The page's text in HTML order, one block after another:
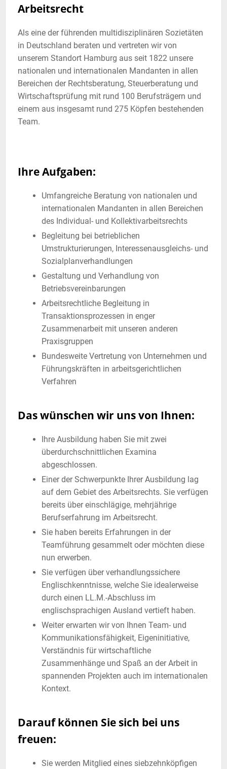
Arbeitsrecht
Als eine der führenden multidisziplinären Sozietäten
in Deutschland beraten und vertreten wir von
unserem Standort Hamburg aus seit 1822 unsere
nationalen und internationalen Mandanten in allen
Bereichen der Rechtsberatung, Steuerberatung und
Wirtschaftsprüfung mit rund 100 Berufsträgern und
einem aus insgesamt rund 275 Köpfen bestehenden
Team.
Ihre Aufgaben:
Umfangreiche Beratung von nationalen und
internationalen Mandanten in allen Bereichen
des Individual- und Kollektivarbeitsrechts
Begleitung bei betrieblichen
Umstrukturierungen, Interessenausgleichs- und
Sozialplanverhandlungen
Gestaltung und Verhandlung von
Betriebsvereinbarungen
Arbeitsrechtliche Begleitung in
Transaktionsprozessen in enger
Zusammenarbeit mit unseren anderen
Praxisgruppen
Bundesweite Vertretung von Unternehmen und
Führungskräften in arbeitsgerichtlichen
Verfahren
Das wünschen wir uns von Ihnen:
Ihre Ausbildung haben Sie mit zwei
überdurchschnittlichen Examina
abgeschlossen.
Einer der Schwerpunkte Ihrer Ausbildung lag
auf dem Gebiet des Arbeitsrechts. Sie verfügen
bereits über einschlägige, mehrjährige
Berufserfahrung im Arbeitsrecht.
Sie haben bereits Erfahrungen in der
Teamführung gesammelt oder möchten diese
nun erwerben.
Sie verfügen über verhandlungssichere
Englischkenntnisse, welche Sie idealerweise
durch einen LL.M.-Abschluss im
englischsprachigen Ausland vertieft haben.
Weiter erwarten wir von Ihnen Team- und
Kommunikationsfähigkeit, Eigeninitiative,
Verständnis für wirtschaftliche
Zusammenhänge und Spaß an der Arbeit in
spannenden Projekten auch im internationalen
Kontext.
Darauf können Sie sich bei uns
freuen:
Sie werden Mitglied eines siebzehnköpfigen